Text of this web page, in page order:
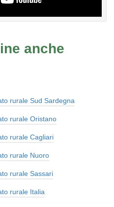
anche
rurale Sud Sardegna
rurale Oristano
rurale Cagliari
rurale Nuoro
rurale Sassari
rurale Italia